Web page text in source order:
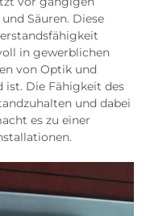
Säuren. Diese
in gewerblichen
von Optik und
Die Fähigkeit des
und dabei
es zu einer